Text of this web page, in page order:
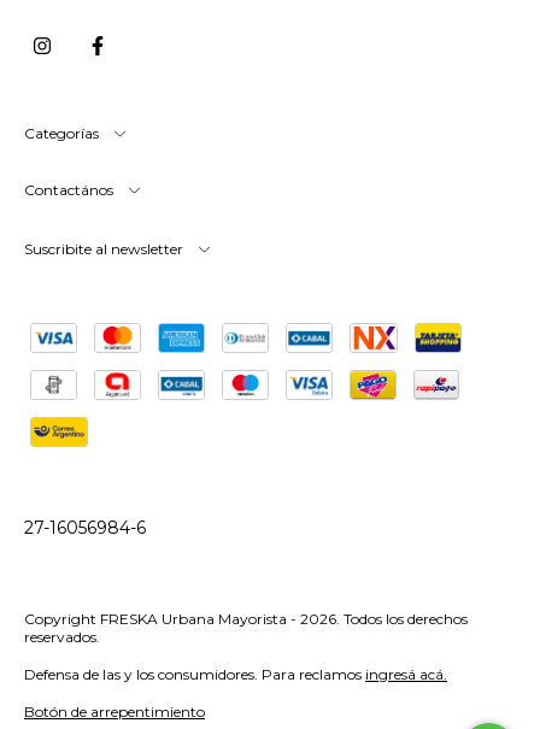
Categorías
Contactános
Suscribite al newsletter
27-16056984-6
Copyright FRESKA Urbana Mayorista - 2026. Todos los derechos
reservados.
Defensa de las y los consumidores. Para reclamos ingresá acá.
Botón de arrepentimiento